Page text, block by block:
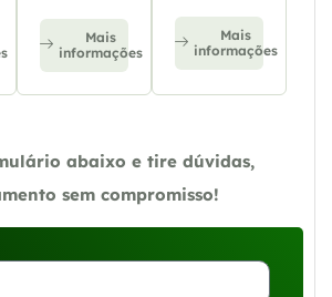
Mais
informações
Mais
informações
abaixo e tire dúvidas,
sem compromisso!